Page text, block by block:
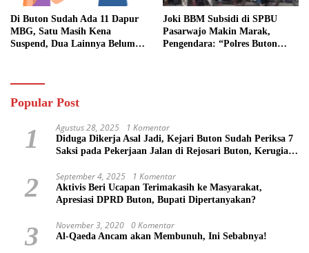
Di Buton Sudah Ada 11 Dapur
MBG, Satu Masih Kena
Suspend, Dua Lainnya Belum
Joki BBM Subsidi di SPBU
Pasarwajo Makin Marak,
Pengendara: “Polres Buton
Popular Post
1 Agustus 28, 2025 1 Komentar
Diduga Dikerja Asal Jadi, Kejari Buton Sudah Periksa 7
Saksi pada Pekerjaan Jalan di Rejosari Buton, Kerugian
2 September 4, 2025 1 Komentar
Aktivis Beri Ucapan Terimakasih ke Masyarakat,
Apresiasi DPRD Buton, Bupati Dipertanyakan?
3 November 3, 2020 0 Komentar
Al-Qaeda Ancam akan Membunuh, Ini Sebabnya!